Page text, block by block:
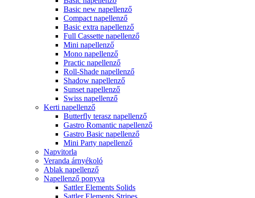
Basic new napellenző
Compact napellenző
Basic extra napellenző
Full Cassette napellenző
Mini napellenző
Mono napellenző
Practic napellenző
Roll-Shade napellenző
Shadow napellenző
Sunset napellenző
Swiss napellenző
Kerti napellenző
Butterfly terasz napellenző
Gastro Romantic napellenző
Gastro Basic napellenző
Mini Party napellenző
Napvitorla
Veranda árnyékoló
Ablak napellenző
Napellenző ponyva
Sattler Elements Solids
Sattler Elements Stripes